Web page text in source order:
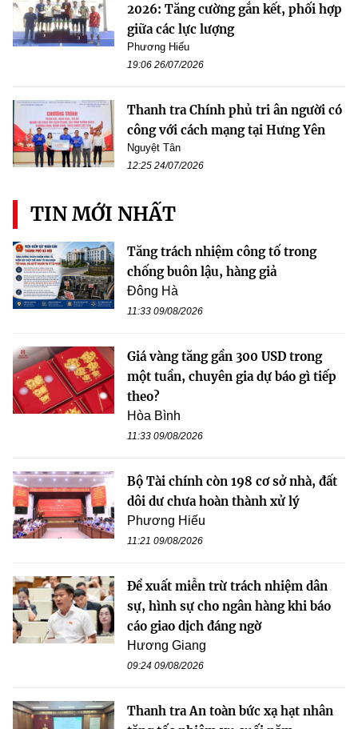
2026: Tăng cường gắn kết, phối hợp
giữa các lực lượng
Phương Hiếu
19:06 26/07/2026
Thanh tra Chính phủ tri ân người có
công với cách mạng tại Hưng Yên
Nguyệt Tân
12:25 24/07/2026
TIN MỚI NHẤT
Tăng trách nhiệm công tố trong
chống buôn lậu, hàng giả
Đông Hà
11:33 09/08/2026
Giá vàng tăng gần 300 USD trong
một tuần, chuyên gia dự báo gì tiếp
theo?
Hòa Bình
11:33 09/08/2026
Bộ Tài chính còn 198 cơ sở nhà, đất
dôi dư chưa hoàn thành xử lý
Phương Hiếu
11:21 09/08/2026
Đề xuất miễn trừ trách nhiệm dân
sự, hình sự cho ngân hàng khi báo
cáo giao dịch đáng ngờ
Hương Giang
09:24 09/08/2026
Thanh tra An toàn bức xạ hạt nhân